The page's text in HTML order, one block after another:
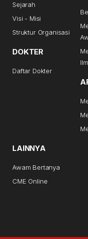
Sejarah
Visi - Misi
Struktur Organisasi
DOKTER
Daftar Dokter
LAINNYA
Awam Bertanya
CME Online